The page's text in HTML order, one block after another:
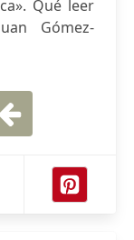
Qué leer
Gómez-